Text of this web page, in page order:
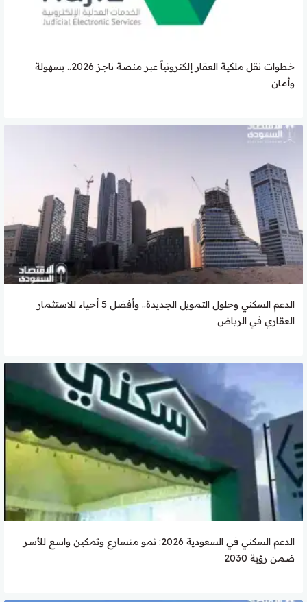
خطوات نقل ملكية العقار إلكترونياً عبر منصة ناجز 2026.. بسهولة
وأمان
الدعم السكني وحلول التمويل الجديدة.. وأفضل 5 أحياء للاستثمار
العقاري في الرياض
الدعم السكني في السعودية 2026: نمو متسارع وتمكين واسع للأسر
ضمن رؤية 2030